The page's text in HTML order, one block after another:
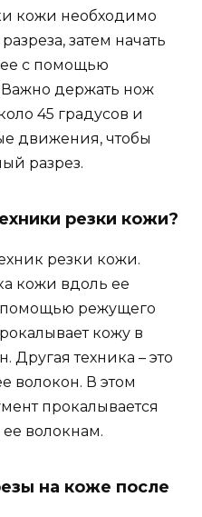
кожи необходимо
затем начать
с помощью
держать нож
45 градусов и
движения, чтобы
разрез.
резки кожи?
резки кожи.
кожи вдоль ее
помощью режущего
кожу в
Другая техника – это
волокон. В этом
прокалывается
волокнам.
на коже после